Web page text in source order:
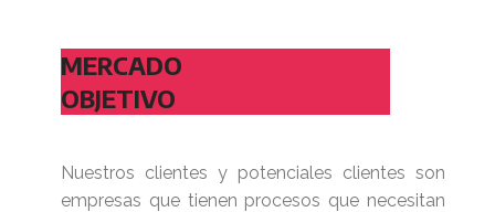
MERCADO
OBJETIVO
Nuestros clientes y potenciales clientes son
empresas que tienen procesos que necesitan